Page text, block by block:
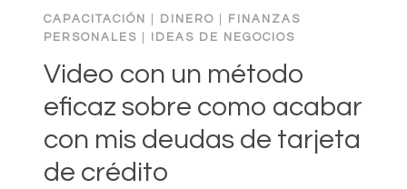
COMENZAR
UN
YOUTUBE
Y
DINERO
CAPACITACIÓN DINERO
FINANZAS
PERSONALES
IDEAS DE NEGOCIOS
Video con un método
eficaz sobre como acabar
con mis deudas de tarjeta
de crédito